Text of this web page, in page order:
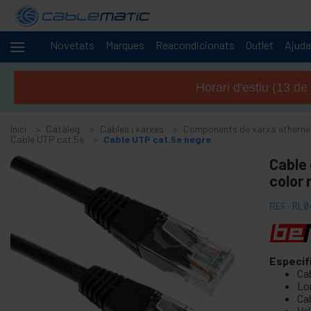
Novetats Marques Reacondicionats Outlet Ajuda
Cables -
Accessoris i targetes FireWire
+
Adaptador i accessoris Bluetooth
+
Adaptador i targeta port paral · lel
Adaptador i targeta port sèrie
cable BCC
Cable i adaptador MIDI
+
Cables USB i accessoris USB
Cables de xarxa per a CISCO
Horari d'estiu (13
Inici Catàleg Cables i xarxes Components de xarxa
Cable UTP cat.5e
Cable UTP cat.5e negre
color
REF: